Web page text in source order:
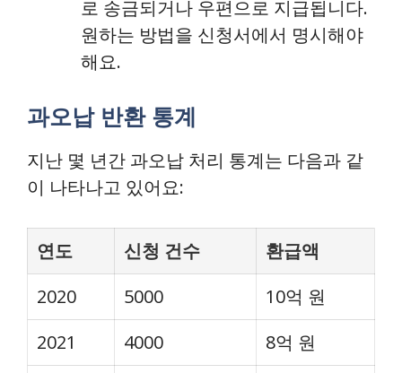
로 송금되거나 우편으로 지급됩니다.
원하는 방법을 신청서에서 명시해야
해요.
과오납 반환 통계
지난 몇 년간 과오납 처리 통계는 다음과 같
이 나타나고 있어요:
연도 신청 건수
환급액
2020
5000
10억 원
2021
4000
8억 원